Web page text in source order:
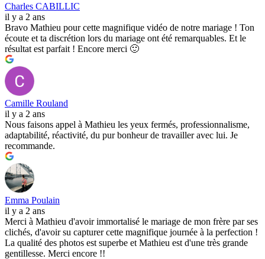
Charles CABILLIC
il y a 2 ans
Bravo Mathieu pour cette magnifique vidéo de notre mariage ! Ton
écoute et ta discrétion lors du mariage ont été remarquables. Et le
résultat est parfait ! Encore merci 🙂
Camille Rouland
il y a 2 ans
Nous faisons appel à Mathieu les yeux fermés, professionnalisme,
adaptabilité, réactivité, du pur bonheur de travailler avec lui. Je
recommande.
Emma Poulain
il y a 2 ans
Merci à Mathieu d'avoir immortalisé le mariage de mon frère par ses
clichés, d'avoir su capturer cette magnifique journée à la perfection !
La qualité des photos est superbe et Mathieu est d'une très grande
gentillesse. Merci encore !!